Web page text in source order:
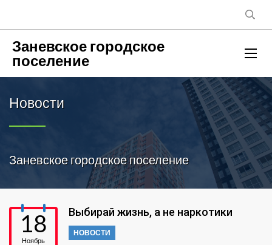
Заневское городское
поселение
Новости
Заневское городское поселение
18
Ноябрь
Выбирай жизнь, а не наркотики
НОВОСТИ